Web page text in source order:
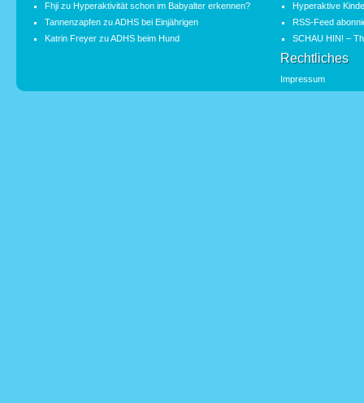
Fhji zu Hyperaktivität schon im Babyalter erkennen?
Tannenzapfen zuADHS bei Einjährigen
Katrin Freyer zuADHS beim Hund
Hyperaktive
RSS-Feed
SCHAU HIN! –
Rechtliches
Impressum